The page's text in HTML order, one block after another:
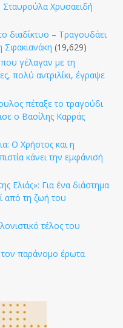
Σταυρούλα Χρυσαειδή
διαδίκτυο – Τραγουδάει
Σφακιανάκη (19,629)
γέλαγαν με τη
πολύ αντριλίκι, έγραψε
πέταξε το τραγούδι
ο Βασίλης Καρράς
Ο Χρήστος και η
κάνει την εμφάνισή
Ελιάς»: Για ένα διάστημα
από τη ζωή του
τέλος του
τον παράνομο έρωτα